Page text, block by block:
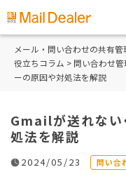
メール・問い合わせの共有
役立ちコラム > 問い合わせ
ーの原因や対処法を解説
Gmailが送れない
処法を解説
2024/05/23 問い合